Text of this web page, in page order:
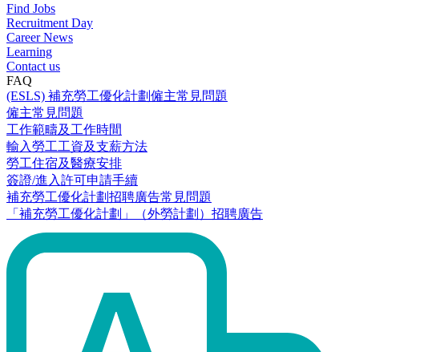
Find Jobs
Recruitment Day
Career News
Learning
Contact us
FAQ
(ESLS) 補充勞工優化計劃僱主常見問題
僱主常見問題
工作範疇及工作時間
輸入勞工工資及支薪方法
勞工住宿及醫療安排
簽證/進入許可申請手續
補充勞工優化計劃招聘廣告常見問題
「補充勞工優化計劃」（外勞計劃）招聘廣告